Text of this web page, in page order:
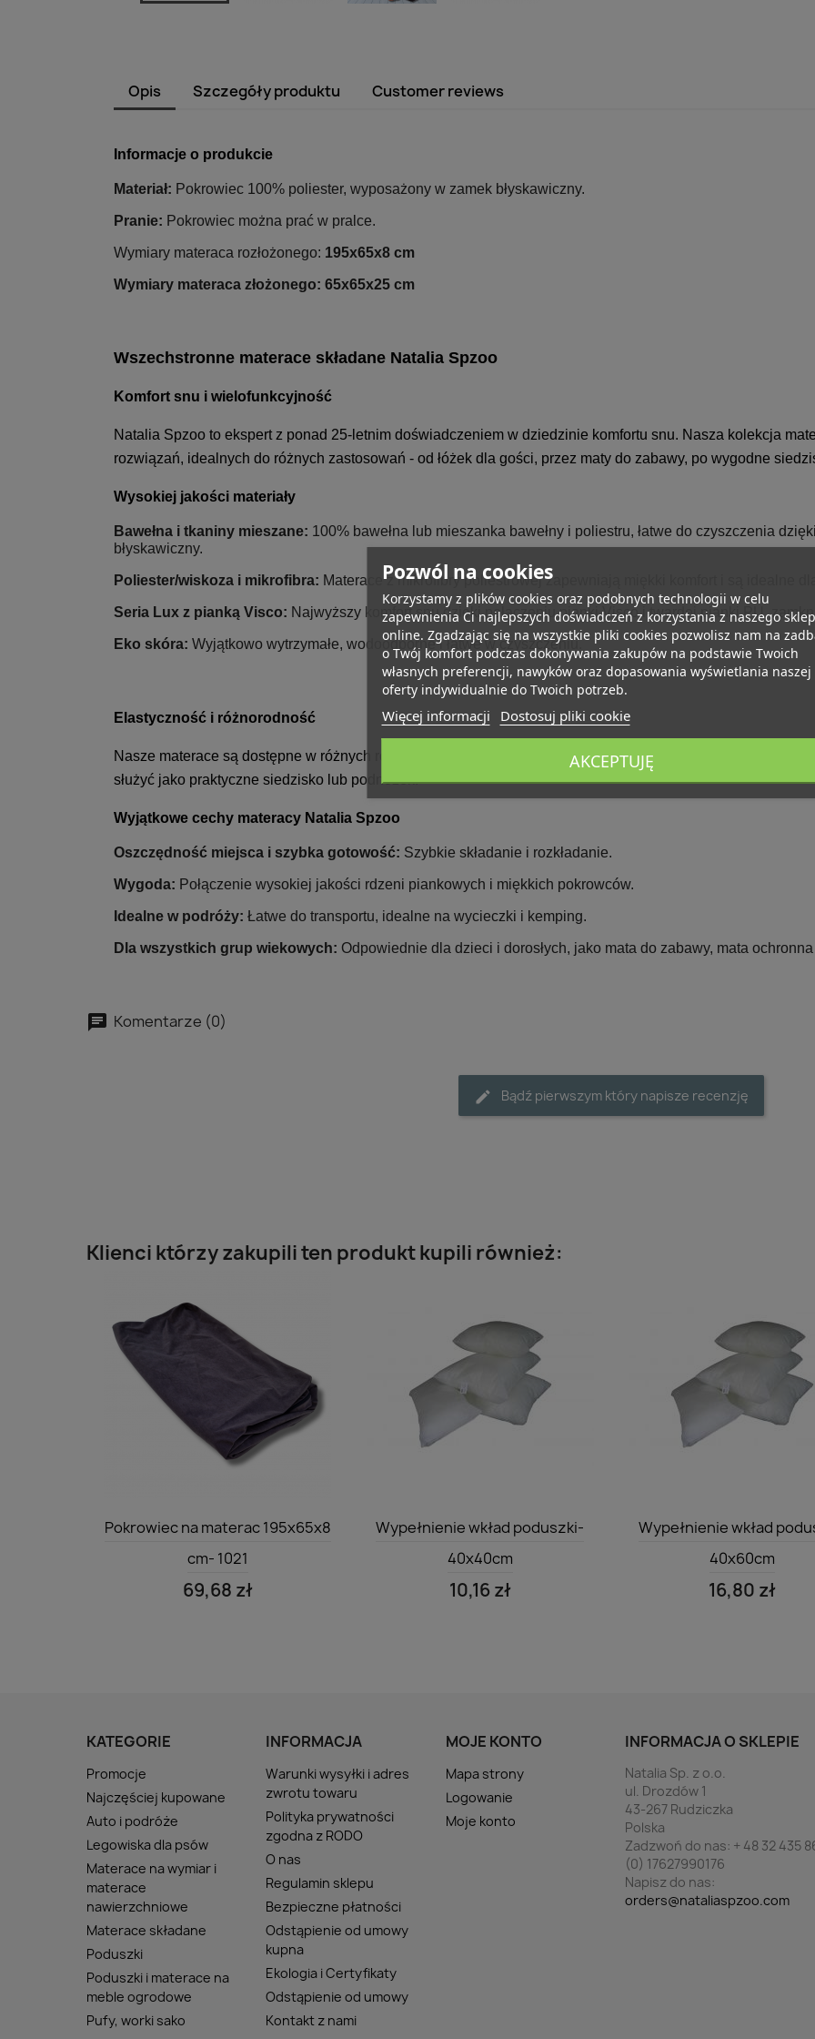
Opis Szczegóły produktu Customer reviews
Informacje o produkcie
Materiał: Pokrowiec 100% poliester, wyposażony w zamek błyskawiczny.
Pranie: Pokrowiec można prać w pralce.
Wymiary materaca rozłożonego: 195x65x8 cm
Wymiary materaca złożonego: 65x65x25 cm
Wszechstronne materace składane Natalia Spzoo
Komfort snu i wielofunkcyjność
Natalia Spzoo to ekspert z ponad 25-letnim doświadczeniem w dziedzinie komfortu snu. Nasza kolekcja
rozwiązań, idealnych do różnych zastosowań - od łóżek dla gości, przez maty do zabawy, po wygodne
Wysokiej jakości materiały
Bawełna i tkaniny mieszane: 100% bawełna lub mieszanka bawełny i poliestru, łatwe do czyszczenia
błyskawiczny.
Poliester/wiskoza i mikrofibra: Materace z mikrofibry poliestrowej zapewniają miękki komfort i są idealne
Seria Lux z pianką Visco: Najwyższy komfort snu dzięki połączeniu pianki Visco i twardej pianki PU,
Eko skóra: Wyjątkowo wytrzymałe, wodoodporne i łatwe w czyszczeniu.
Elastyczność i różnorodność
Nasze materace są dostępne w różnych rozmiarach i kolorach, idealne do domu, na kemping, w kamperze,
służyć jako praktyczne siedzisko lub podnóżek.
Wyjątkowe cechy materacy Natalia Spzoo
Oszczędność miejsca i szybka gotowość: Szybkie składanie i rozkładanie.
Wygoda: Połączenie wysokiej jakości rdzeni piankowych i miękkich pokrowców.
Idealne w podróży: Łatwe do transportu, idealne na wycieczki i kemping.
Dla wszystkich grup wiekowych: Odpowiednie dla dzieci i dorosłych, jako mata do zabawy, mata
Komentarze (0)
Bądź pierwszym który napisze recenzję
Klienci którzy zakupili ten produkt kupili również:
 Szybki podgląd
Pokrowiec na materac 195x65x8
cm- 1021
69,68 zł
 Szybki podgląd
Wypełnienie wkład poduszki-
40x40cm
10,16 zł
 Szybki podgląd
Wypełnienie wkład
40x60cm
16,80 zł
KATEGORIE
Promocje
Najczęściej kupowane
Auto i podróże
Legowiska dla psów
Materace na wymiar i
materace
nawierzchniowe
Materace składane
Poduszki
Poduszki i materace na
meble ogrodowe
Pufy, worki sako
INFORMACJA
Warunki wysyłki i adres
zwrotu towaru
Polityka prywatności
zgodna z RODO
O nas
Regulamin sklepu
Bezpieczne płatności
Odstąpienie od umowy
kupna
Ekologia i Certyfikaty
Odstąpienie od umowy
Kontakt z nami
MOJE KONTO
Mapa strony
Logowanie
Moje konto
INFORMACJA O SKLEPIE
Natalia Sp. z o.o.
ul. Drozdów 1
43-267 Rudziczka
Polska
Zadzwoń do nas: + 48 32 435
(0) 17627990176
Napisz do nas:
orders@nataliaspzoo.com
Pozwól na cookies
Korzystamy z plików cookies oraz podobnych technologii w celu
zapewnienia Ci najlepszych doświadczeń z korzystania z naszego
online. Zgadzając się na wszystkie pliki cookies pozwolisz nam na
o Twój komfort podczas dokonywania zakupów na podstawie Twoich
własnych preferencji, nawyków oraz dopasowania wyświetlania naszej
oferty indywidualnie do Twoich potrzeb.
Więcej informacji Dostosuj pliki cookie
AKCEPTUJĘ